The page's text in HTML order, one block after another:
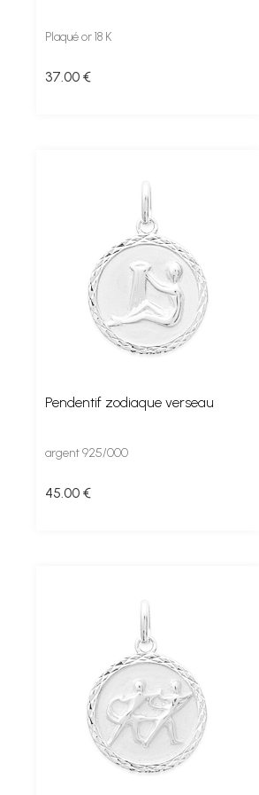
Plaqué or 18 K
37 .00 €
Pendentif zodiaque verseau
argent 925/000
45 .00 €